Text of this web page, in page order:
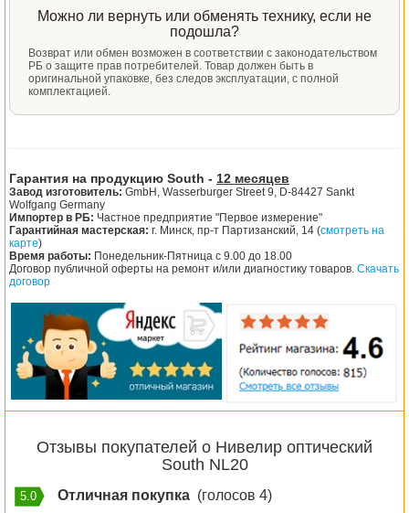
Можно ли вернуть или обменять технику, если не
подошла?
Возврат или обмен возможен в соответствии с законодательством
РБ о защите прав потребителей. Товар должен быть в
оригинальной упаковке, без следов эксплуатации, с полной
комплектацией.
Гарантия на продукцию South - 12 месяцев
Завод изготовитель: GmbH, Wasserburger Street 9, D-84427 Sankt
Wolfgang Germany
Импортер в РБ: Частное предприятие "Первое измерение"
Гарантийная мастерская: г. Минск, пр-т Партизанский, 14 (смотреть на
карте)
Время работы: Понедельник-Пятница с 9.00 до 18.00
Договор публичной оферты на ремонт и/или диагностику товаров. Скачать
договор
Отзывы покупателей о Нивелир оптический
South NL20
5.0 Отличная покупка (голосов 4)